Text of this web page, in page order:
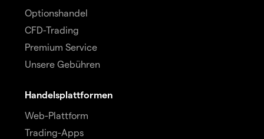
Optionshandel
CFD-Trading
Premium Service
Unsere Gebühren
Handelsplattformen
Web-Plattform
Trading-Apps